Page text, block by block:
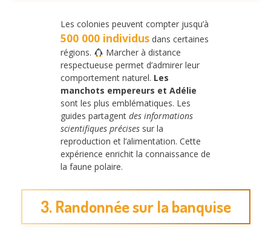
Les colonies peuvent compter jusqu’à
500 000 individus dans certaines
régions.
Marcher à distance
respectueuse permet d’admirer leur
comportement naturel. Les
manchots empereurs et Adélie
sont les plus emblématiques. Les
guides partagent des informations
scientifiques précises sur la
reproduction et l’alimentation. Cette
expérience enrichit la connaissance de
la faune polaire.
3. Randonnée sur la banquise